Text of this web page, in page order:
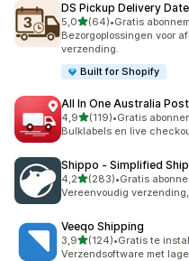
DS Pickup Delivery
5,0van 5 sterren
(64)
64 recensies in totaal
•Gratis
Bezorgoplossingen voor
verzending.
Built for Shopify
All In One Australia
4,9van 5 sterren
(119)
119 recensies in totaal
•Gratis
Bulklabels en live
Shippo ‑ Simplified
4,2van 5 sterren
(283)
283 recensies in totaal
•Gratis
Vereenvoudig
Veeqo Shipping
3,9van 5 sterren
(124)
124 recensies in totaal
•Gratis te
Verzendsoftware met